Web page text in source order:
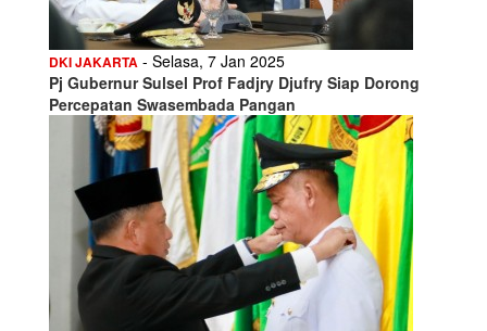
DKI JAKARTA - Selasa, 7 Jan 2025
Pj Gubernur Sulsel Prof Fadjry Djufry Siap Dorong
Percepatan Swasembada Pangan